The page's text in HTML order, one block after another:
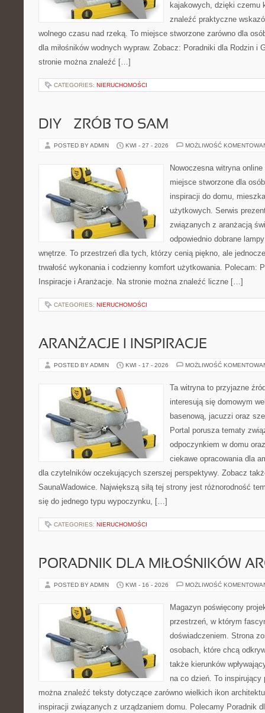
kajakowych, dzięki czemu
znaleźć praktyczne
wolnego czasu nad rzeką. To miejsce stworzone zarówno dla
dla miłośników wodnych wypraw. Zobacz: Poradniki dla Rodzin i
stronie można znaleźć […]
CATEGORIES: NIERUCHOMOŚCI
DIY – ZRÓB TO SAM
POSTED BY ADMIN KWI - 27 - 2026 MOŻLIWOŚĆ
Nowoczesna witryna
miejsce stworzone dla
inspiracji do domu,
użytkowych. Serwis
związanych z aranżacją
odpowiednio dobrane
wnętrze. To przestrzeń dla tych, którzy cenią piękno, ale
trwałość wykonania i codzienny komfort użytkowania. Polecam:
Inspiracje i Aranżacje. Na stronie można znaleźć liczne […]
CATEGORIES: NIERUCHOMOŚCI
ARANŻACJE I INSPIRACJE
POSTED BY ADMIN KWI - 17 - 2026 MOŻLIWOŚĆ
Ta witryna to przyjazne
interesują się domowym
basenową, jacuzzi oraz
Portal porusza tematy
odpoczynkiem w domu
ciekawe opracowania dla
dla czytelników oczekujących szerszej perspektywy. Zobacz
SaunaWadowice. Największą siłą tej strony jest różnorodność
się do jednego typu wypoczynku, […]
CATEGORIES: NIERUCHOMOŚCI
PORADNIK DLA MIŁOŚNIKÓW
POSTED BY ADMIN KWI - 16 - 2026 MOŻLIWOŚĆ
Magazyn poświęcony
przestrzeń, w którym
doświadczeniem. Strona
osobach, które chcą
także kierunków
na co dzień. To
można znaleźć teksty dotyczące zarówno wielkich ikon
inspiracji związanych z urządzaniem domu. Polecamy Poradnik